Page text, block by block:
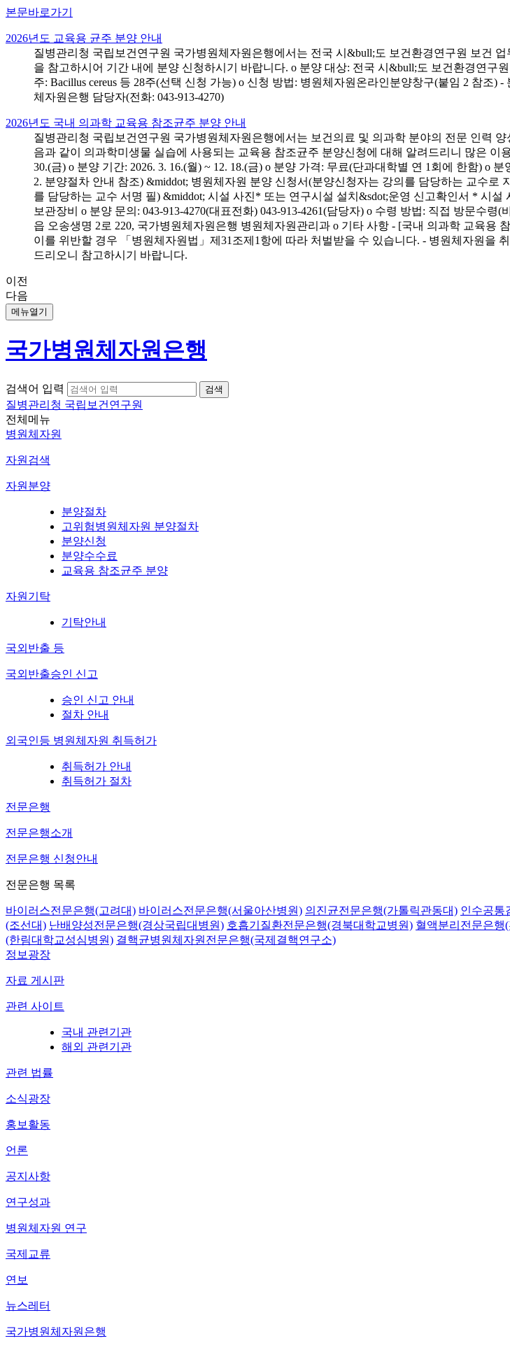
본문바로가기
2026년도 교육용 균주 분양 안내
질병관리청 국립보건연구원 국가병원체자원은행에서는 전국 시&bull;도 보건환경연구원 보건
을 참고하시어 기간 내에 분양 신청하시기 바랍니다. o 분양 대상: 전국 시&bull;도 보건환경연구
주: Bacillus cereus 등 28주(선택 신청 가능) o 신청 방법: 병원체자원온라인분양창구(붙임 2 참조
체자원은행 담당자(전화: 043-913-4270)
2026년도 국내 의과학 교육용 참조균주 분양 안내
질병관리청 국립보건연구원 국가병원체자원은행에서는 보건의료 및 의과학 분야의 전문 인력
음과 같이 의과학미생물 실습에 사용되는 교육용 참조균주 분양신청에 대해 알려드리니 많은 이
30.(금) o 분양 기간: 2026. 3. 16.(월) ~ 12. 18.(금) o 분양 가격: 무료(단과대학별 연 1회에 한함) o
2. 분양절차 안내 참조) &middot; 병원체자원 분양 신청서(분양신청자는 강의를 담당하는 교수로
를 담당하는 교수 서명 필) &middot; 시설 사진* 또는 연구시설 설치&sdot;운영 신고확인서 * 시
보관장비 o 분양 문의: 043-913-4270(대표전화) 043-913-4261(담당자) o 수령 방법: 직접 방문수
읍 오송생명 2로 220, 국가병원체자원은행 병원체자원관리과 o 기타 사항 - [국내 의과학 교육
이를 위반할 경우 「병원체자원법」제31조제1항에 따라 처벌받을 수 있습니다. - 병원체자원을
드리오니 참고하시기 바랍니다.
이전
다음
메뉴열기
국가병원체자원은행
검색어 입력
질병관리청 국립보건연구원
전체메뉴
병원체자원
자원검색
자원분양
분양절차
고위험병원체자원 분양절차
분양신청
분양수수료
교육용 참조균주 분양
자원기탁
기탁안내
국외반출 등
국외반출승인 신고
승인 신고 안내
절차 안내
외국인등 병원체자원 취득허가
취득허가 안내
취득허가 절차
전문은행
전문은행소개
전문은행 신청안내
전문은행 목록
바이러스전문은행(고려대) 바이러스전문은행(서울아산병원) 의진균전문은행(가톨릭관동대) 인수공통
(조선대) 난배양성전문은행(경상국립대병원) 호흡기질환전문은행(경북대학교병원) 혈액분리전문은행
(한림대학교성심병원) 결핵균병원체자원전문은행(국제결핵연구소)
정보광장
자료 게시판
관련 사이트
국내 관련기관
해외 관련기관
관련 법률
소식광장
홍보활동
언론
공지사항
연구성과
병원체자원 연구
국제교류
연보
뉴스레터
국가병원체자원은행